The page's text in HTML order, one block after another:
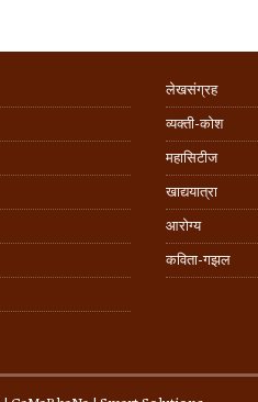
लेखसंग्रह
व्यक्ती-कोश
महासिटीज
खाद्ययात्रा
आरोग्य
कविता-गझल